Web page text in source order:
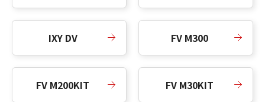
IXY DV FV M300
FV M200KIT FV M30KIT